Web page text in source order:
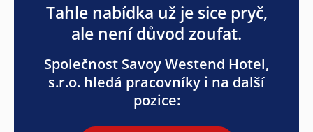
Tahle nabídka už je sice pryč,
ale není důvod zoufat.
Společnost Savoy Westend Hotel,
s.r.o. hledá pracovníky i na další
pozice: